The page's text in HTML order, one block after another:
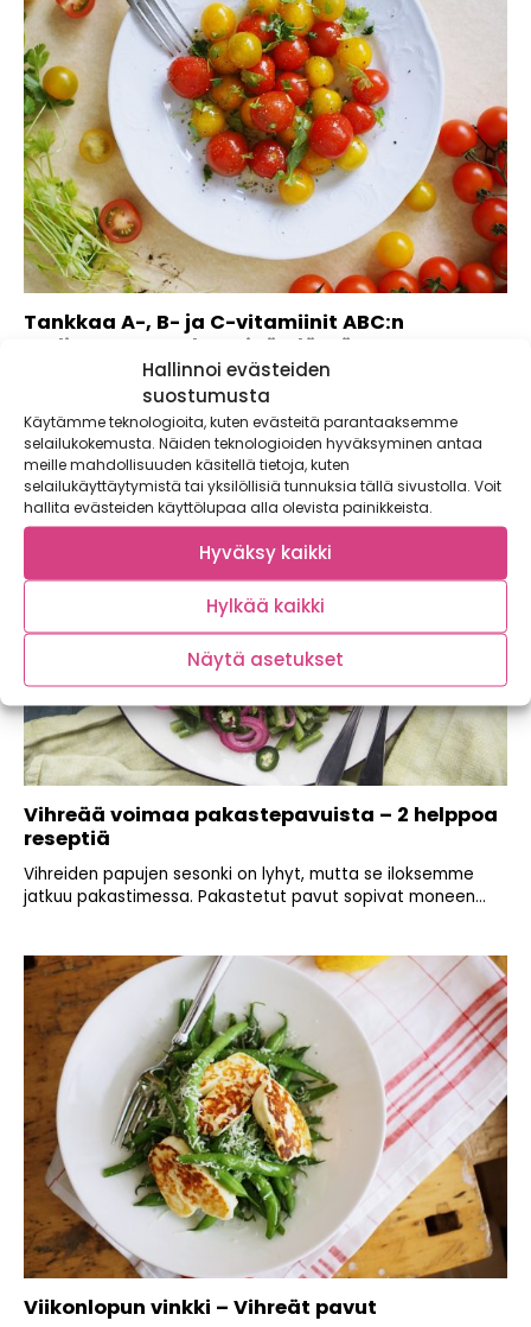
Hallinnoi evästeiden
suostumusta
Käytämme teknologioita, kuten evästeitä parantaaksemme
selailukokemusta. Näiden teknologioiden hyväksyminen antaa
meille mahdollisuuden käsitellä tietoja, kuten
selailukäyttäytymistä tai yksilöllisiä tunnuksia tällä sivustolla. Voit
hallita evästeiden käyttölupaa alla olevista painikkeista.
Hyväksy kaikki
Hylkää kaikki
Näytä asetukset
Tankkaa A-, B- ja C-vitamiinit ABC:n
uudistetusta salaattipöydästä
Satokausi-ajattelu valloittaa Suomea ja meillä on ilo kertoa,
että Satokauden mukaisin salaattipöytä löytyy nyt...
Vihreää voimaa pakastepavuista – 2 helppoa
reseptiä
Vihreiden papujen sesonki on lyhyt, mutta se iloksemme
jatkuu pakastimessa. Pakastetut pavut sopivat moneen...
Viikonlopun vinkki – Vihreät pavut